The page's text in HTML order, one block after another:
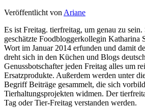
Veröffentlicht von Ariane
Es ist Freitag. tierfreitag, um genau zu sein.
geschätzte Foodbloggerkollegin Katharina
Wort im Januar 2014 erfunden und damit
dreht sich in den Küchen und Blogs
Genussbotschafter jeden Freitag alles um
Ersatzprodukte. Außerdem werden unter
Begriff Beiträge gesammelt, die sich
Tierhaltungsprojekten widmen. Der
Tag oder Tier-Freitag verstanden werden.